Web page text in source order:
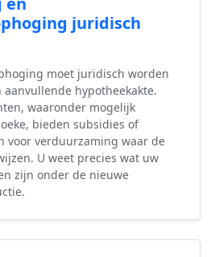
juridisch
moet juridisch worden
hypotheekakte.
waaronder mogelijk
bieden subsidies of
voor verduurzaming waar de
U weet precies wat uw
zijn onder de nieuwe